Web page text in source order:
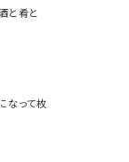
と肴と
なって枚